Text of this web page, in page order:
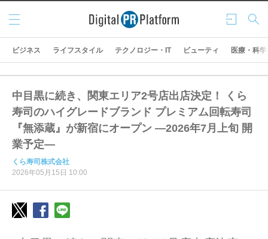
ログ
イン
検索
メニ
ュー
ビジネス ライフスタイル テクノロジー・IT ビューティ 医療・科学
中目黒に続き、関東エリア2号店出店決定！ くら
寿司のハイグレードブランド プレミアム回転寿司
『無添蔵』が新宿にオープン ―2026年7月上旬 開
業予定―
くら寿司株式会社
2026年05月15日 10:00